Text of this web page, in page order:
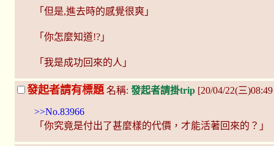
「但是,進去時的感覺很爽」
「你怎麼知道!?」
「我是成功回來的人」
發起者請有標題 名稱: 發起者請掛trip [20/04/22(三
>>No.83966
「你究竟是付出了甚麼樣的代價，才能活著回來的？」